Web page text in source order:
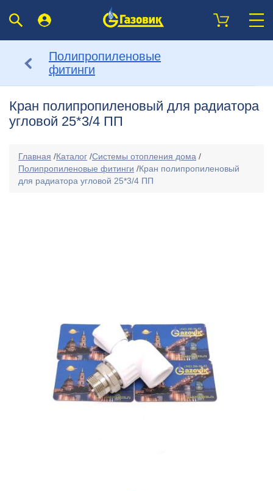
Полипропиленовые
фитинги
Кран полипропиленовый для радиатора
угловой 25*3/4 ПП
Главная /Каталог /Системы отопления дома /
Полипропиленовые фитинги /Кран полипропиленовый
для радиатора угловой 25*3/4 ПП